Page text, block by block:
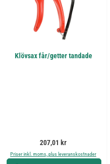
Klövsax får/getter tandade
Ordinarie pris:
207,01 kr
Priser inkl. moms, plus leveranskostnader